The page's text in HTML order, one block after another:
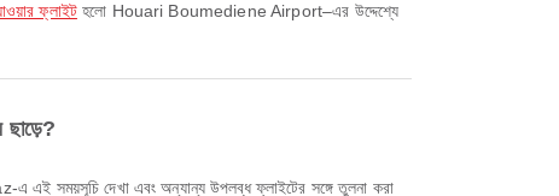
ফ্লাইটহলো Houari Boumediene Airport–এর উদ্দেশ্যে
ছাড়ে?